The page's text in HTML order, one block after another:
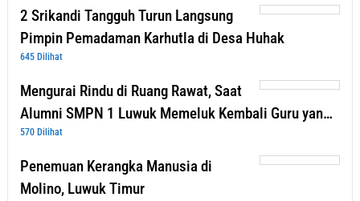
2 Srikandi Tangguh Turun Langsung
Pimpin Pemadaman Karhutla di Desa Huhak
645 Dilihat
Mengurai Rindu di Ruang Rawat, Saat
Alumni SMPN 1 Luwuk Memeluk Kembali Guru yan…
570 Dilihat
Penemuan Kerangka Manusia di
Molino, Luwuk Timur